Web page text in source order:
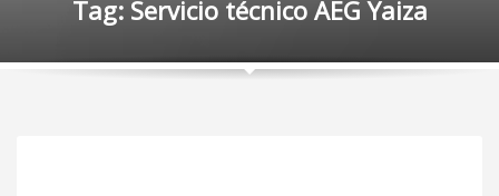
Tag: Servicio técnico AEG Yaiza